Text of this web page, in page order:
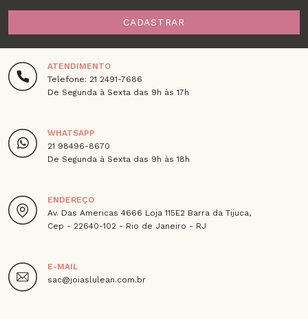
CADASTRAR
ATENDIMENTO
Telefone: 21 2491-7686
De Segunda à Sexta das 9h às 17h
WHATSAPP
21 98496-8670
De Segunda à Sexta das 9h às 18h
ENDEREÇO
Av. Das Americas 4666 Loja 115E2 Barra da Tijuca,
Cep - 22640-102 - Rio de Janeiro - RJ
E-MAIL
sac@joiaslulean.com.br